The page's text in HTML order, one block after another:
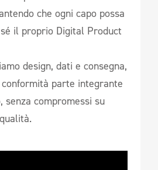
che ogni capo possa
il proprio Digital Product
design, dati e consegna,
parte integrante
senza compromessi su